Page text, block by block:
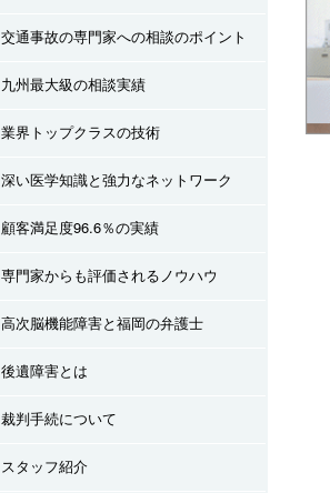
交通事故の専門家への相談のポイント
九州最大級の相談実績
業界トップクラスの技術
深い医学知識と強力なネットワーク
顧客満足度96.6％の実績
専門家からも評価されるノウハウ
高次脳機能障害と福岡の弁護士
後遺障害とは
裁判手続について
スタッフ紹介